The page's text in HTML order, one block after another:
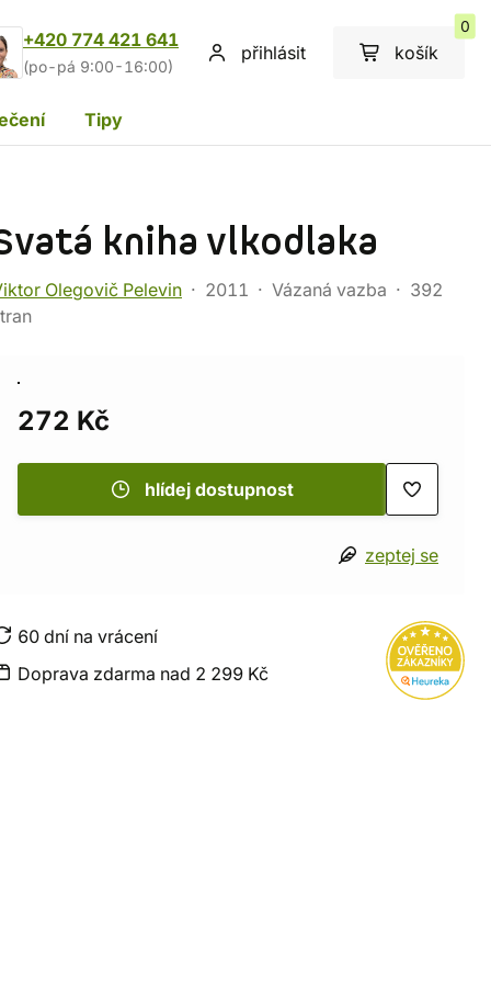
+420 774 421 641
(po-pá 9:00-16:00)
přihlásit košík
0
Tipy
kniha vlkodlaka
Olegovič Pelevin 2011 Vázaná vazba
392
272 Kč
hlídej dostupnost
zeptej se
60 dní na vrácení
Doprava zdarma nad 2 299 Kč